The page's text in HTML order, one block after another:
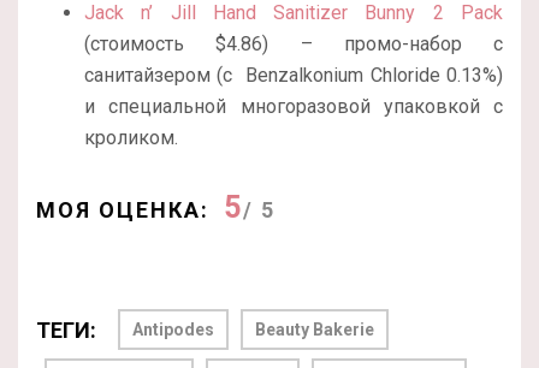
Jack n’ Jill Hand Sanitizer Bunny 2 Pack
(стоимость $4.86) – промо-набор с
санитайзером (с
Benzalkonium Chloride 0.13%)
и специальной многоразовой упаковкой с
кроликом.
МОЯ ОЦЕНКА: 5/ 5
ТЕГИ: Antipodes Beauty Bakerie